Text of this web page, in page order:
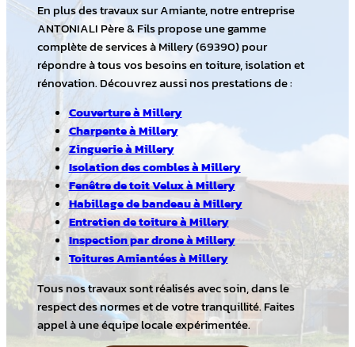
En plus des travaux sur Amiante, notre entreprise
ANTONIALI Père & Fils propose une gamme
complète de services à Millery (69390) pour
répondre à tous vos besoins en toiture, isolation et
rénovation. Découvrez aussi nos prestations de :
Couverture à Millery
Charpente à Millery
Zinguerie à Millery
Isolation des combles à Millery
Fenêtre de toit Velux à Millery
Habillage de bandeau à Millery
Entretien de toiture à Millery
Inspection par drone à Millery
Toitures Amiantées à Millery
Tous nos travaux sont réalisés avec soin, dans le
respect des normes et de votre tranquillité. Faites
appel à une équipe locale expérimentée.